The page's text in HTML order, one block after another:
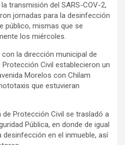
transmisión del SARS-COV-2,
jornadas para la desinfección
público, mismas que se
los miércoles.
la dirección municipal de
Civil establecieron un
Morelos con Chilam
que estuvieran
de Protección Civil se trasladó a
Pública, en donde de igual
desinfección en el inmueble, así